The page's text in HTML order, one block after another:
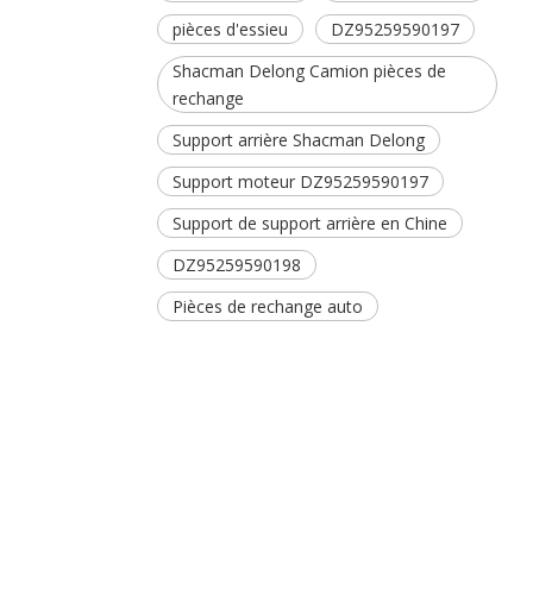
pièces d'essieu
DZ95259590197
Shacman Delong Camion pièces de
rechange
Support arrière Shacman Delong
Support moteur DZ95259590197
Support de support arrière en Chine
DZ95259590198
Pièces de rechange auto